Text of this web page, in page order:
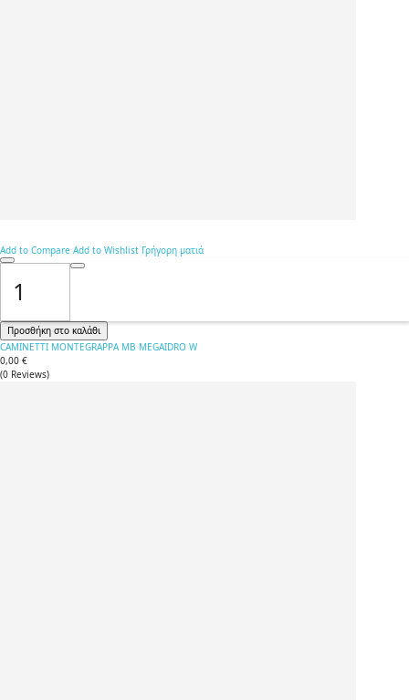
Add to Compare Add to Wishlist Γρήγορη ματιά
Προσθήκη στο καλάθι
CAMINETTI MONTEGRAPPA MB MEGAIDRO W
0,00 €
(0 Reviews)